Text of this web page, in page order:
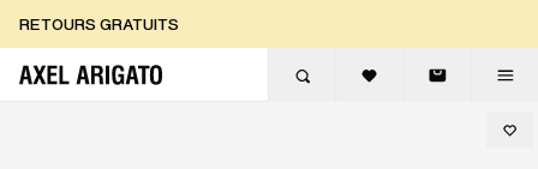
RETOURS GRATUITS
LIVRAISON EXPRESS GRATUITE